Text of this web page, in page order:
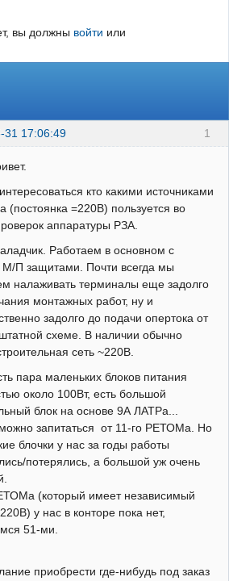
вы должны войти или
1
31 17:06:49
кто какими источниками
(постоянка =220В) пользуется во
аппаратуры РЗА.
Работаем в основном с
П защитами. Почти всегда мы
налаживать терминалы еще задолго
монтажных работ, ну и
задолго до подачи опертока от
схеме. В наличии обычно
сеть ~220В.
пара маленьких блоков питания
около 100Вт, есть большой
блок на основе 9А ЛАТРа...
запитаться от 11-го РЕТОМа. Но
блочки у нас за годы работы
потерялись, а большой уж очень
(который имеет независимый
у нас в конторе пока нет,
51-ми.
приобрести где-нибудь под заказ